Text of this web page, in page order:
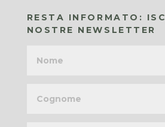
RESTA INFORMATO:
NOSTRE NEWSLETTER